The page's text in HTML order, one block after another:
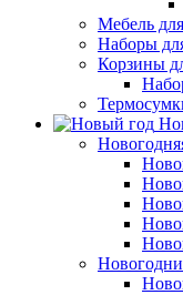
Мебель
Наборы
Корзины